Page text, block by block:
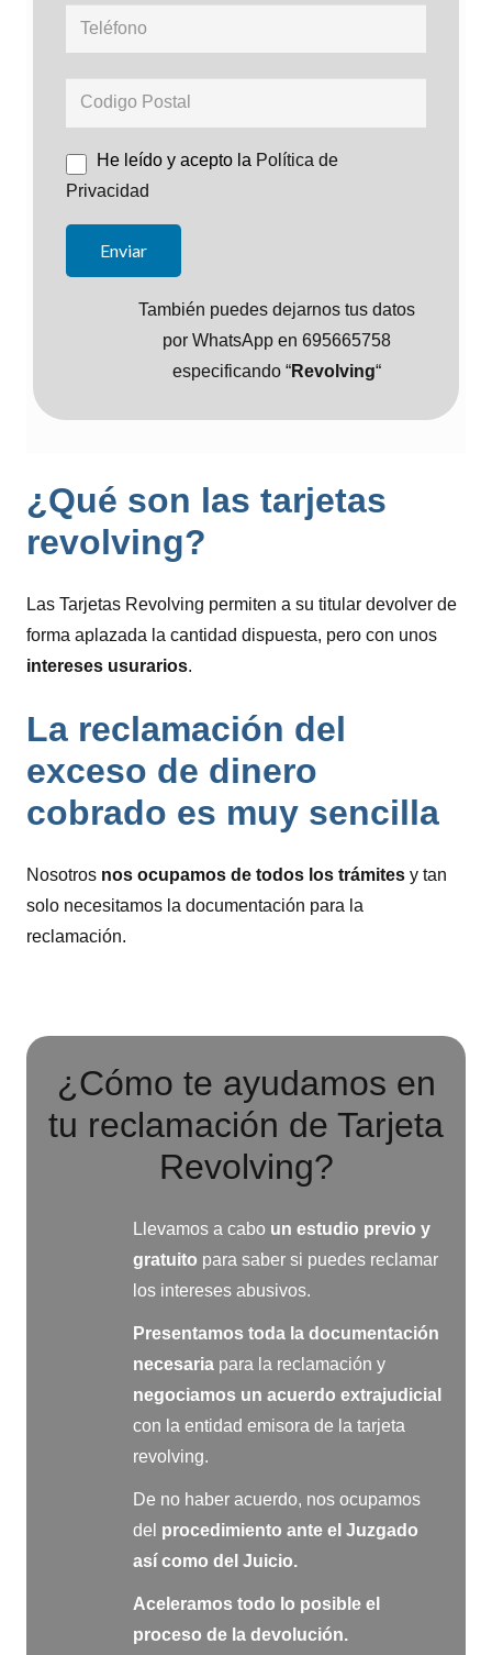
He leído y acepto la Política de
Privacidad
También puedes dejarnos tus datos
por WhatsApp en 695665758
especificando “Revolving“
¿Qué son las tarjetas
revolving?
Las Tarjetas Revolving permiten a su titular devolver de
forma aplazada la cantidad dispuesta, pero con unos
intereses usurarios.
La reclamación del
exceso de dinero
cobrado es muy sencilla
Nosotros nos ocupamos de todos los trámites y tan
solo necesitamos la documentación para la
reclamación.
¿Cómo te ayudamos en
tu reclamación de Tarjeta
Revolving?
Llevamos a cabo un estudio previo y
gratuito para saber si puedes reclamar
los intereses abusivos.
Presentamos toda la documentación
necesaria para la reclamación y
negociamos un acuerdo extrajudicial
con la entidad emisora de la tarjeta
revolving.
De no haber acuerdo, nos ocupamos
del procedimiento ante el Juzgado
así como del Juicio.
Aceleramos todo lo posible el
proceso de la devolución.